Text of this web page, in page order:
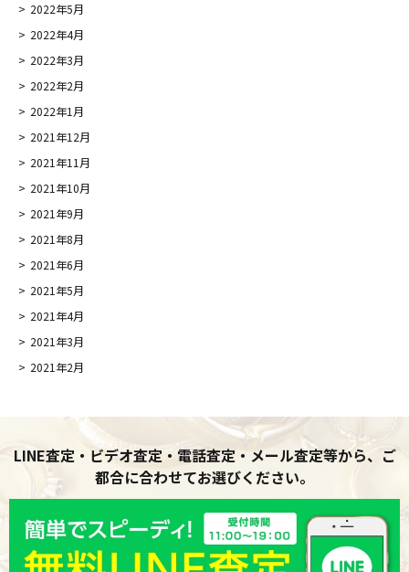
2022年5月
2022年4月
2022年3月
2022年2月
2022年1月
2021年12月
2021年11月
2021年10月
2021年9月
2021年8月
2021年6月
2021年5月
2021年4月
2021年3月
2021年2月
LINE査定・ビデオ査定・電話査定・メール査定等から、ご
都合に合わせてお選びください。